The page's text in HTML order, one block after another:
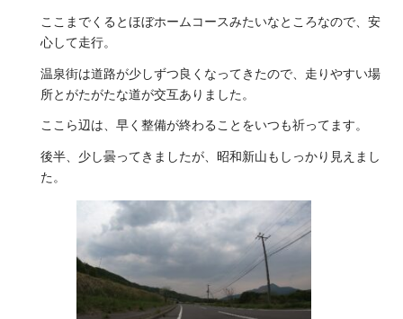
ここまでくるとほぼホームコースみたいなところなので、安
心して走行。
温泉街は道路が少しずつ良くなってきたので、走りやすい場
所とがたがたな道が交互ありました。
ここら辺は、早く整備が終わることをいつも祈ってます。
後半、少し曇ってきましたが、昭和新山もしっかり見えまし
た。